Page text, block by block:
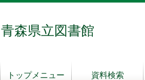
青森県立図書館
トップメニュー 資料検索